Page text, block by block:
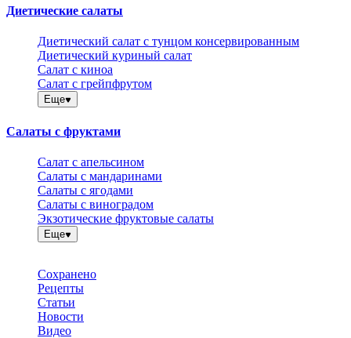
Диетические салаты
Диетический салат с тунцом консервированным
Диетический куриный салат
Салат с киноа
Салат с грейпфрутом
Еще
Салаты с фруктами
Салат с апельсином
Салаты с мандаринами
Салаты с ягодами
Салаты с виноградом
Экзотические фруктовые салаты
Еще
Сохранено
Рецепты
Статьи
Новости
Видео